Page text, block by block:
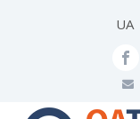
UA